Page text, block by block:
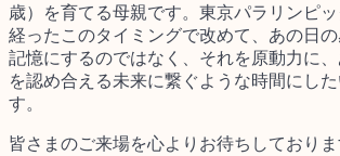
歳）を育てる母親です。東京パラリンピ
経ったこのタイミングで改めて、あの日
記憶にするのではなく、それを原動力に
を認め合える未来に繋ぐような時間にし
す。
皆さまのご来場を心よりお待ちしておりま